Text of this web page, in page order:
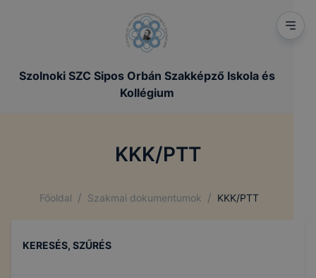
Szolnoki SZC Sipos Orbán Szakképző Iskola és
Kollégium
KKK/PTT
Főoldal / Szakmai dokumentumok / KKK/PTT
KERESÉS, SZŰRÉS